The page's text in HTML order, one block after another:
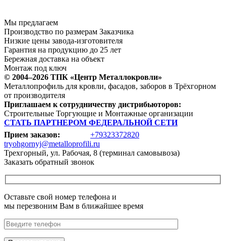
Мы предлагаем
Производство по размерам Заказчика
Низкие цены завода-изготовителя
Гарантия на продукцию до 25 лет
Бережная доставка на объект
Монтаж под ключ
© 2004–2026 ТПК «Центр Металлокровли»
Металлопрофиль для кровли, фасадов, заборов в Трёхгорном
от производителя
Приглашаем к сотрудничеству дистрибьюторов:
Строительные Торгующие и Монтажные организации
СТАТЬ ПАРТНЕРОМ ФЕДЕРАЛЬНОЙ СЕТИ
Прием заказов:
+79323372820
tryohgornyj@metalloprofili.ru
Трехгорный, ул. Рабочая, 8 (терминал самовывоза)
Заказать обратный звонок
Оставьте свой номер телефона и
мы перезвоним Вам в ближайшее время